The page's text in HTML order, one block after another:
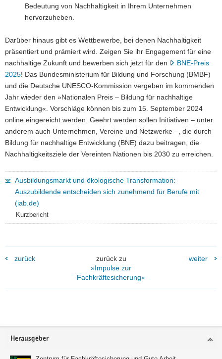
Bedeutung von Nachhaltigkeit in Ihrem Unternehmen
hervorzuheben.
Darüber hinaus gibt es Wettbewerbe, bei denen Nachhaltigkeit
präsentiert und prämiert wird. Zeigen Sie ihr Engagement für eine
nachhaltige Zukunft und bewerben sich jetzt für den
BNE-Preis
2025! Das Bundesministerium für Bildung und Forschung (BMBF)
und die Deutsche UNESCO-Kommission vergeben im kommenden
Jahr wieder den »Nationalen Preis – Bildung für nachhaltige
Entwicklung«. Vorschläge können bis zum 15. September 2024
online eingereicht werden. Geehrt werden sollen Initiativen – unter
anderem auch Unternehmen, Vereine und Netzwerke –, die durch
Bildung für nachhaltige Entwicklung (BNE) dazu beitragen, die
Nachhaltigkeitsziele der Vereinten Nationen bis 2030 zu erreichen.
Ausbildungsmarkt und ökologische Transformation:
Auszubildende entscheiden sich zunehmend für Berufe mit
(iab.de)
Kurzbericht
zurück
zurück zu
»Impulse zur
Fachkräftesicherung«
weiter
Footer-
Herausgeber